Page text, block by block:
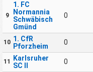
9
1. FC
Normannia
Schwäbisch
Gmünd
0
10 1. CfR
Pforzheim
0
11
Karlsruher
SC II
0